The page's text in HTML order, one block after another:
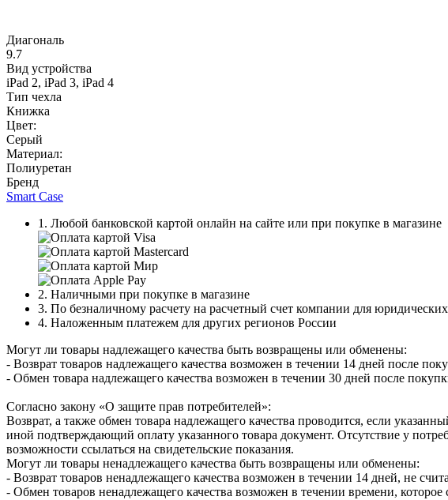
Диагональ
9.7
Вид устройства
iPad 2, iPad 3, iPad 4
Тип чехла
Книжка
Цвет:
Серый
Материал:
Полиуретан
Бренд
Smart Case
1. Любой банковской картой онлайн на сайте или при покупке в магазине
2. Наличными при покупке в магазине
3. По безналичному расчету на расчетный счет компании для
4. Наложенным платежем для других регионов России
Могут ли товары надлежащего качества быть возвращены или обменены:
- Возврат товаров надлежащего качества возможен в течении 14 дней после
- Обмен товара надлежащего качества возможен в течении 30 дней после
Согласно закону «О защите прав потребителей»:
Возврат, а также обмен товара надлежащего качества проводится, если
иной подтверждающий оплату указанного товара документ. Отсутствие у
возможности ссылаться на свидетельские показания.
Могут ли товары ненадлежащего качества быть возвращены или обменены:
- Возврат товаров ненадлежащего качества возможен в течении 14 дней, не
- Обмен товаров ненадлежащего качества возможен в течении времени,